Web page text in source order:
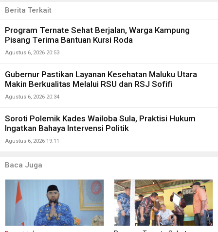
Berita Terkait
Program Ternate Sehat Berjalan, Warga Kampung
Pisang Terima Bantuan Kursi Roda
Agustus 6, 2026 20:53
Gubernur Pastikan Layanan Kesehatan Maluku Utara
Makin Berkualitas Melalui RSU dan RSJ Sofifi
Agustus 6, 2026 20:34
Soroti Polemik Kades Wailoba Sula, Praktisi Hukum
Ingatkan Bahaya Intervensi Politik
Agustus 6, 2026 19:11
Baca Juga